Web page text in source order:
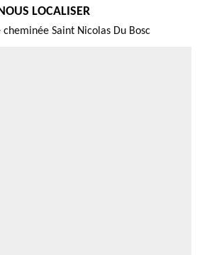
LOCALISER
cheminée Saint Nicolas Du Bosc